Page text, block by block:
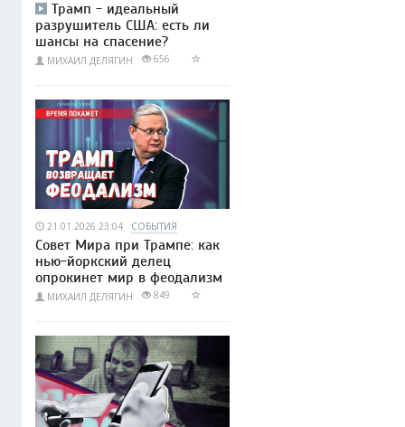
Трамп - идеальный
разрушитель США: есть ли
шансы на спасение?
МИХАИЛ ДЕЛЯГИН 656
21.01.2026 23:04 СОБЫТИЯ
Совет Мира при Трампе: как
нью-йоркский делец
опрокинет мир в феодализм
МИХАИЛ ДЕЛЯГИН 849